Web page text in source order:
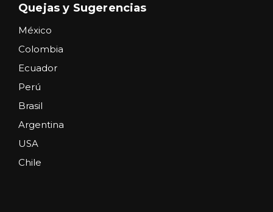
Quejas y Sugerencias
México
Colombia
Ecuador
Perú
Brasil
Argentina
USA
Chile